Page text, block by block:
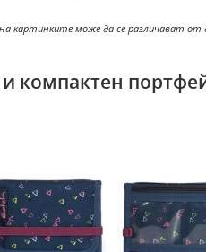
картинките може да се различават
компактен